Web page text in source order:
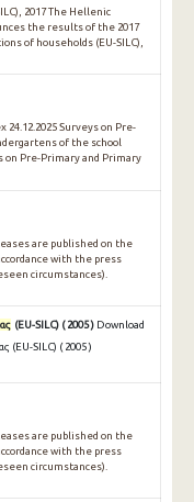
2017 The Hellenic
the results of the 2017
of households (EU-SILC),
24.12.2025 Surveys on Pre-
of the school
on Pre-Primary and Primary
are published on the
with the press
circumstances).
(EU-SILC) ( 2005 ) Download
(EU-SILC) ( 2005 )
are published on the
with the press
circumstances).